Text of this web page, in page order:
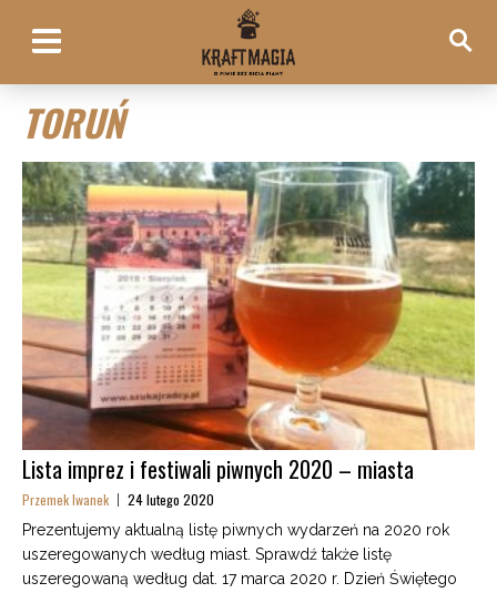
TORUŃ
Lista imprez i festiwali piwnych 2020 – miasta
Przemek Iwanek 24 lutego 2020
Prezentujemy aktualną listę piwnych wydarzeń na 2020 rok
uszeregowanych według miast. Sprawdź także listę
uszeregowaną według dat. 17 marca 2020 r. Dzień Świętego